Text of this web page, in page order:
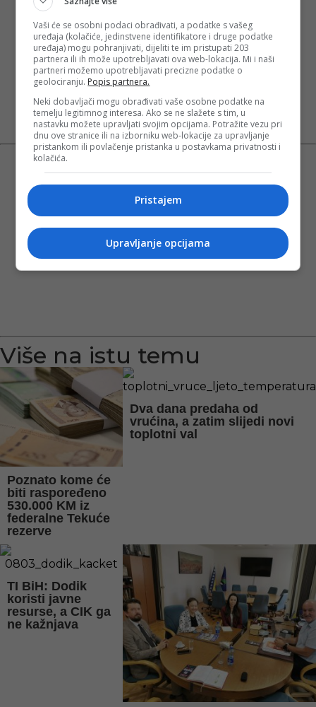
Više na istu temu
Poznato kome će
biti raspoređeno
530.000 KM iz
federalne Tekuće
rezerve
Dva dana predaha od
vrućina, a zatim slijedi novi
toplotni val
TI BiH: Dodik
koristi javne
resurse, a CIK ga
ne kažnjava
Vaši će se osobni podaci obrađivati, a podatke s vašeg
uređaja (kolačiće, jedinstvene identifikatore i druge podatke
uređaja) mogu pohranjivati, dijeliti te im pristupati 203
partnera ili ih može upotrebljavati ova web-lokacija. Mi i naši
partneri možemo upotrebljavati precizne podatke o
geolociranju. Popis partnera.
Neki dobavljači mogu obrađivati vaše osobne podatke na
temelju legitimnog interesa. Ako se ne slažete s tim, u
nastavku možete upravljati svojim opcijama. Potražite vezu pri
dnu ove stranice ili na izborniku web-lokacije za upravljanje
pristankom ili povlačenje pristanka u postavkama privatnosti i
kolačića.
Pristajem
Upravljanje opcijama